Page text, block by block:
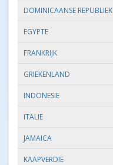
DOMINICAANSE REPUBLIEK
EGYPTE
FRANKRIJK
GRIEKENLAND
INDONESIE
ITALIE
JAMAICA
KAAPVERDIE